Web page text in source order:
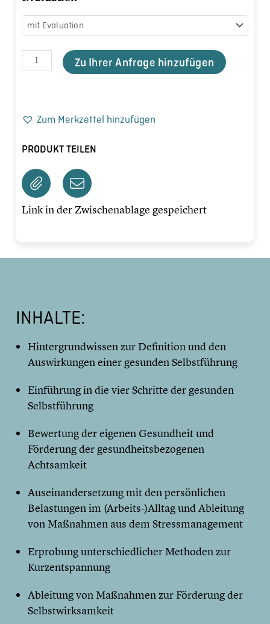
Zu Ihrer Anfrage hinzufügen
Zum Merkzettel hinzufügen
PRODUKT TEILEN
Link in der Zwischenablage gespeichert
INHALTE:
Hintergrundwissen zur Definition und den
Auswirkungen einer gesunden Selbstführung
Einführung in die vier Schritte der gesunden
Selbstführung
Bewertung der eigenen Gesundheit und
Förderung der gesundheitsbezogenen
Achtsamkeit
Auseinandersetzung mit den persönlichen
Belastungen im (Arbeits-)Alltag und Ableitung
von Maßnahmen aus dem Stressmanagement
Erprobung unterschiedlicher Methoden zur
Kurzentspannung
Ableitung von Maßnahmen zur Förderung der
Selbstwirksamkeit